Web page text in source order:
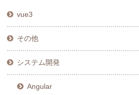
vue3
その他
システム開発
Angular